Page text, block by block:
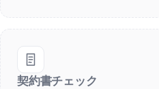
契約書チェック